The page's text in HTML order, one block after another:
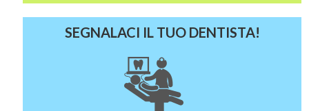
SEGNALACI IL TUO DENTISTA!